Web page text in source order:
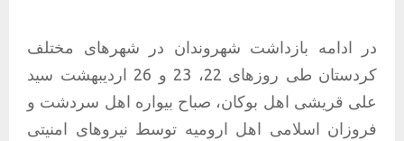
در ادامه بازداشت شهروندان در شهرهای مختلف
کردستان طی روزهای 22، 23 و 26 اردیبهشت سید
علی قریشی اهل بوکان، صباح بیواره اهل سردشت و
فروزان اسلامی اهل ارومیه توسط نیروهای امنیتی